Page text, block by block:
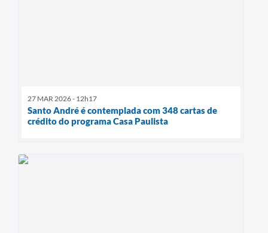
27 MAR 2026 - 12h17
Santo André é contemplada com 348 cartas de
crédito do programa Casa Paulista